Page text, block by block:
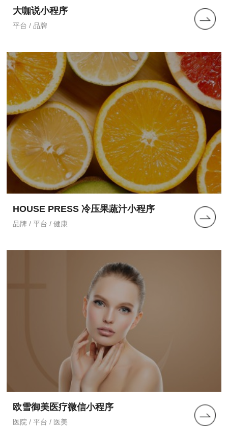
大咖说小程序
平台 / 品牌
HOUSE PRESS 冷压果蔬汁小程序
品牌 / 平台 / 健康
欧雪御美医疗微信小程序
医院 / 平台 / 医美